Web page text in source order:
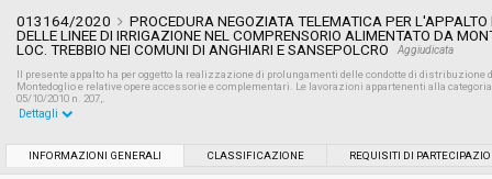
013164/2020
PROCEDURA NEGOZIATA TELEMATICA PER
DELLE LINEE DI IRRIGAZIONE NEL COMPRENSORIO ALIMENTATO DA
LOC. TREBBIO NEI COMUNI DI ANGHIARI E SANSEPOLCRO
Aggiudicata
Il presente appalto ha per oggetto la realizzazione di prolungamenti delle condotte di distribuzione
Montedoglio e relative opere accessorie e complementari. Le lavorazioni appartenenti alla
05/10/2010 n. 207,.
Dettagli
INFORMAZIONI GENERALI CLASSIFICAZIONE REQUISITI DI